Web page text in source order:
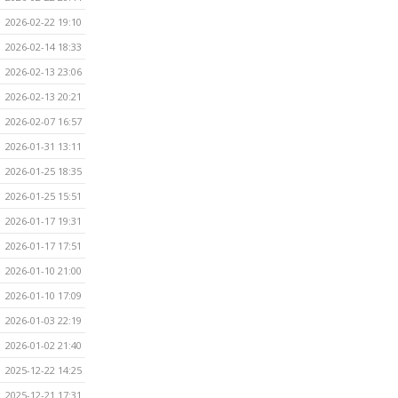
2026-02-22 19:10
2026-02-14 18:33
2026-02-13 23:06
2026-02-13 20:21
2026-02-07 16:57
2026-01-31 13:11
2026-01-25 18:35
2026-01-25 15:51
2026-01-17 19:31
2026-01-17 17:51
2026-01-10 21:00
2026-01-10 17:09
2026-01-03 22:19
2026-01-02 21:40
2025-12-22 14:25
2025-12-21 17:31